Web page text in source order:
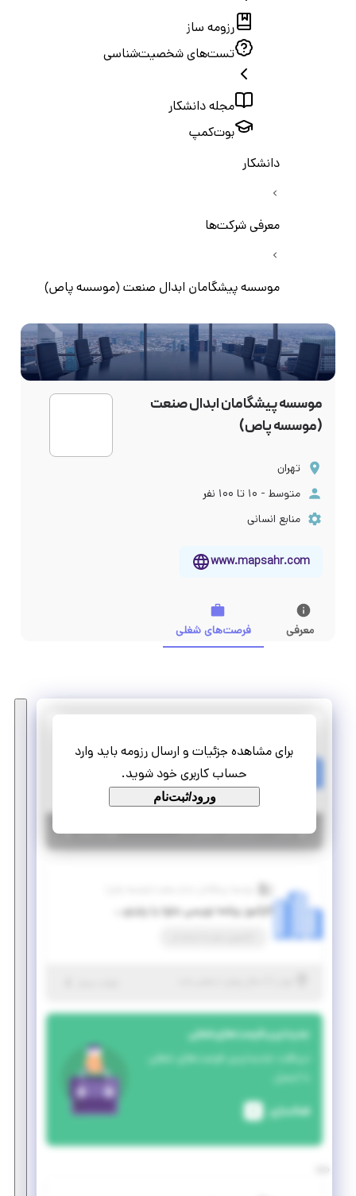
رزومه ساز
تست‌های شخصیت‌شناسی
مجله دانشکار
بوت‌کمپ
دانشکار
معرفی شرکت‌ها
موسسه پیشگامان ابدال صنعت (موسسه پاص)
موسسه پیشگامان ابدال صنعت
(موسسه پاص)
تهران
متوسط - ۱۰ تا ۱۰۰ نفر
منابع انسانی
www.mapsahr.com
معرفی فرصت‌های شغلی
برای مشاهده جزئیات و ارسال رزومه باید وارد
حساب کاربری خود شوید.
ورود/ثبت‌نام
کارآموزی مهارت‌افزا
تهران |۶ سال پیش | منقضی شده جزئیات بیشتر
جدیدترین فرصت‌های شغلی
دریافت جدیدترین فرصت‌های شغلی
با ایمیل
فعالسازی